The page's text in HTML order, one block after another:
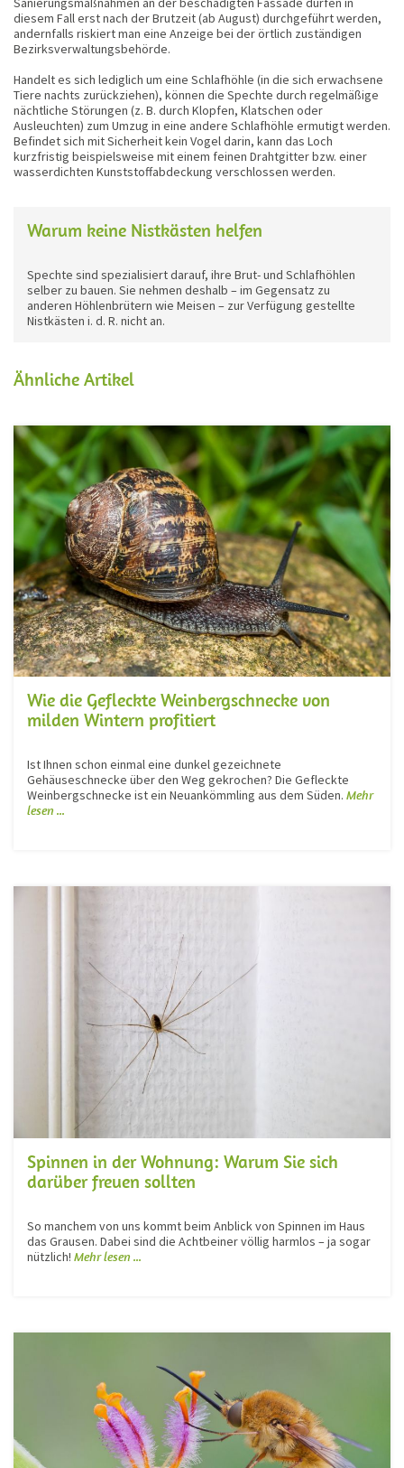
diesem Fall erst nach der Brutzeit (ab August) durchgeführt werden,
andernfalls riskiert man eine Anzeige bei der örtlich zuständigen
Bezirksverwaltungsbehörde.
Handelt es sich lediglich um eine Schlafhöhle (in die sich erwachsene
Tiere nachts zurückziehen), können die Spechte durch regelmäßige
nächtliche Störungen (z. B. durch Klopfen, Klatschen oder
Ausleuchten) zum Umzug in eine andere Schlafhöhle ermutigt werden.
Befindet sich mit Sicherheit kein Vogel darin, kann das Loch
kurzfristig beispielsweise mit einem feinen Drahtgitter bzw. einer
wasserdichten Kunststoffabdeckung verschlossen werden.
Warum keine Nistkästen helfen
Spechte sind spezialisiert darauf, ihre Brut- und Schlafhöhlen
selber zu bauen. Sie nehmen deshalb – im Gegensatz zu
anderen Höhlenbrütern wie Meisen – zur Verfügung gestellte
Nistkästen i. d. R. nicht an.
Ähnliche Artikel
Wie die Gefleckte Weinbergschnecke von
milden Wintern profitiert
Ist Ihnen schon einmal eine dunkel gezeichnete
Gehäuseschnecke über den Weg gekrochen? Die Gefleckte
Weinbergschnecke ist ein Neuankömmling aus dem Süden. Mehr
lesen ...
Spinnen in der Wohnung: Warum Sie sich
darüber freuen sollten
So manchem von uns kommt beim Anblick von Spinnen im Haus
das Grausen. Dabei sind die Achtbeiner völlig harmlos – ja sogar
nützlich! Mehr lesen ...